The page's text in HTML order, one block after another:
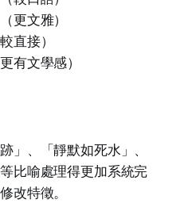
更文雅）
直接）
有文學感）
」、「靜默如死水」、
比喻處理得更加系統完
改特徵。